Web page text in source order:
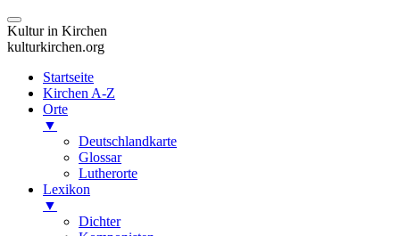
Kultur in Kirchen
kulturkirchen.org
Startseite
Kirchen A-Z
Orte
▼
Deutschlandkarte
Glossar
Lutherorte
Lexikon
▼
Dichter